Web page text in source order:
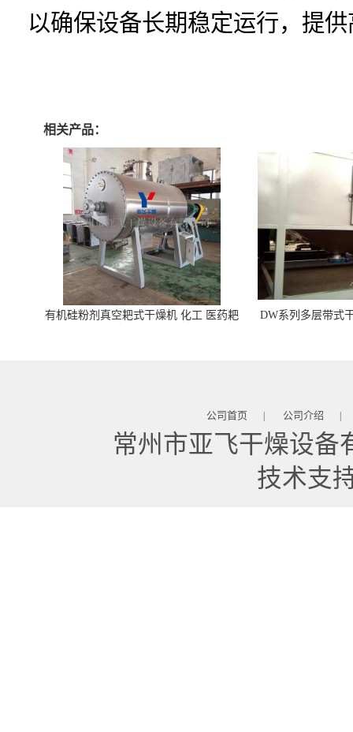
以确保设备长期稳定运行，提
相关产品：
有机硅粉剂真空耙式干燥机 化工 医药耙
DW系列多层带式
公司首页 | 公司介绍 |
常州市亚飞干燥设备
技术支